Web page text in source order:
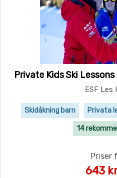
Private Kids Ski
ESF Les
Skidåkning barn Privata
14
Priser
643